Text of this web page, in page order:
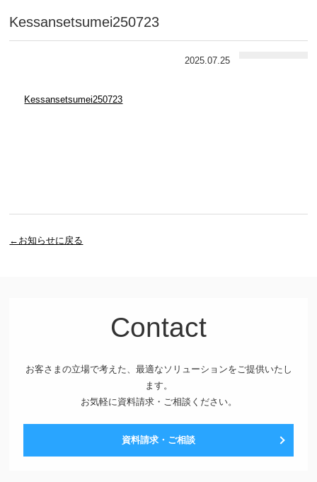
Kessansetsumei250723
2025.07.25
Kessansetsumei250723
←お知らせに戻る
Contact
お客さまの立場で考えた、最適なソリューションをご提供いたし
ます。
お気軽に資料請求・ご相談ください。
資料請求・ご相談